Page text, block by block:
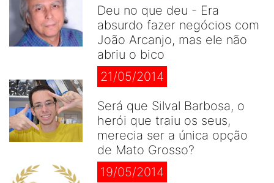
Deu no que deu - Era
absurdo fazer negócios com
João Arcanjo, mas ele não
abriu o bico
21/05/2014
Será que Silval Barbosa, o
herói que traiu os seus,
merecia ser a única opção
de Mato Grosso?
19/05/2014